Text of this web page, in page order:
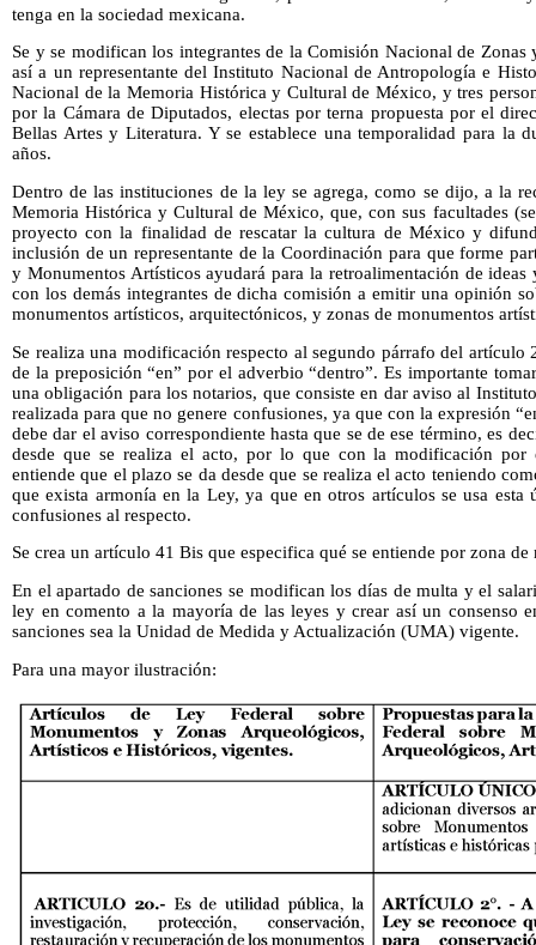
tenga en la sociedad mexicana.
Se y se modifican los integrantes de la Comisión Nacional de
así a un representante del Instituto Nacional de Antropología e
Nacional de la Memoria Histórica y Cultural de México, y tres
por la Cámara de Diputados, electas por terna propuesta por el
Bellas Artes y Literatura. Y se establece una temporalidad para la
años.
Dentro de las instituciones de la ley se agrega, como se dijo, a la
Memoria Histórica y Cultural de México, que, con sus facultades
proyecto con la finalidad de rescatar la cultura de México y
inclusión de un representante de la Coordinación para que forme
y Monumentos Artísticos ayudará para la retroalimentación de
con los demás integrantes de dicha comisión a emitir una opinión
monumentos artísticos, arquitectónicos, y zonas de monumentos
Se realiza una modificación respecto al segundo párrafo del artículo
de la preposición “en” por el adverbio “dentro”. Es importante
una obligación para los notarios, que consiste en dar aviso al
realizada para que no genere confusiones, ya que con la expresión
debe dar el aviso correspondiente hasta que se de ese término, es
desde que se realiza el acto, por lo que con la modificación por
entiende que el plazo se da desde que se realiza el acto teniendo
que exista armonía en la Ley, ya que en otros artículos se usa esta
confusiones al respecto.
Se crea un artículo 41 Bis que especifica qué se entiende por zona
En el apartado de sanciones se modifican los días de multa y el
ley en comento a la mayoría de las leyes y crear así un consenso
sanciones sea la Unidad de Medida y Actualización (UMA) vigente.
Para una mayor ilustración: